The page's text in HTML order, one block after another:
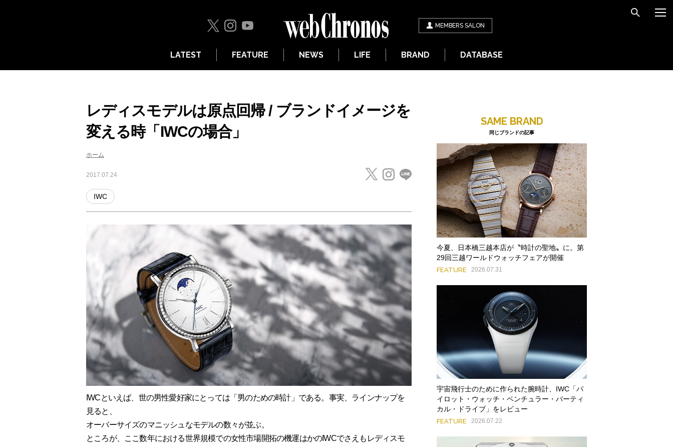
MEMBERS SALON
LATEST FEATURE NEWS LIFE BRAND DATABASE
レディスモデルは原点回帰 / ブランドイメージを
変える時「IWCの場合」
ホーム
2017.07.24
IWC
IWCといえば、世の男性愛好家にとっては「男のための時計」である。事実、ラインナップを
見ると、
オーバーサイズのマニッシュなモデルの数々が並ぶ。
ところが、ここ数年における世界規模での女性市場開拓の機運はかのIWCでさえもレディスモ
SAME BRAND
同じブランドの記事
今夏、日本橋三越本店が〝時計の聖地〟に。第
29回三越ワールドウォッチフェアが開催
FEATURE 2026.07.31
宇宙飛行士のために作られた腕時計、IWC「パ
イロット・ウォッチ・ベンチュラー・バーティ
カル・ドライブ」をレビュー
FEATURE 2026.07.22